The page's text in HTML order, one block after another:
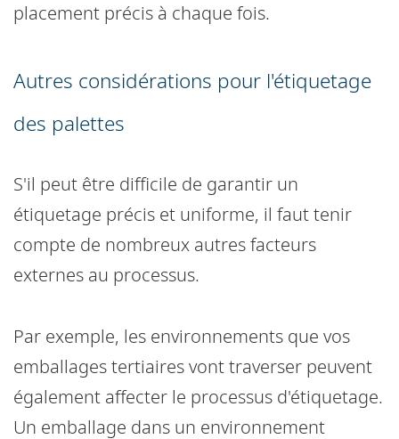
placement précis à chaque fois.
Autres considérations pour l'étiquetage
des palettes
S'il peut être difficile de garantir un
étiquetage précis et uniforme, il faut tenir
compte de nombreux autres facteurs
externes au processus.
Par exemple, les environnements que vos
emballages tertiaires vont traverser peuvent
également affecter le processus d'étiquetage.
Un emballage dans un environnement